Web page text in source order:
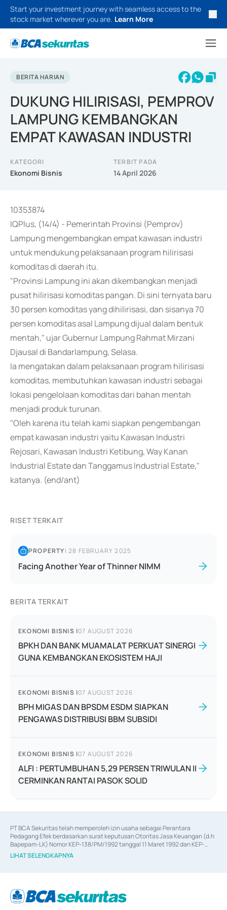
Start your investment journey with seamless access to the
stock market wherever you are. Learn More
BERITA HARIAN
DUKUNG HILIRISASI, PEMPROV
LAMPUNG KEMBANGKAN
EMPAT KAWASAN INDUSTRI
KATEGORI
Ekonomi Bisnis
TERBIT PADA
14 April 2026
10353874
IQPlus, (14/4) - Pemerintah Provinsi (Pemprov)
Lampung mengembangkan empat kawasan industri
untuk mendukung pelaksanaan program hilirisasi
komoditas di daerah itu.
"Provinsi Lampung ini akan dikembangkan menjadi
pusat hilirisasi komoditas pangan. Di sini ternyata baru
30 persen komoditas yang dihilirisasi, dan sisanya 70
persen komoditas asal Lampung dijual dalam bentuk
mentah," ujar Gubernur Lampung Rahmat Mirzani
Djausal di Bandarlampung, Selasa.
Ia mengatakan dalam pelaksanaan program hilirisasi
komoditas, membutuhkan kawasan industri sebagai
lokasi pengelolaan komoditas dari bahan mentah
menjadi produk turunan.
"Oleh karena itu telah kami siapkan pengembangan
empat kawasan industri yaitu Kawasan Industri
Rejosari, Kawasan Industri Ketibung, Way Kanan
Industrial Estate dan Tanggamus Industrial Estate,"
katanya. (end/ant)
RISET TERKAIT
PROPERTY|28 FEBRUARY 2025
Facing Another Year of Thinner NIMM
BERITA TERKAIT
EKONOMI BISNIS |07 AUGUST 2026
BPKH DAN BANK MUAMALAT PERKUAT SINERGI
GUNA KEMBANGKAN EKOSISTEM HAJI
EKONOMI BISNIS |07 AUGUST 2026
BPH MIGAS DAN BPSDM ESDM SIAPKAN
PENGAWAS DISTRIBUSI BBM SUBSIDI
EKONOMI BISNIS |07 AUGUST 2026
ALFI : PERTUMBUHAN 5,29 PERSEN TRIWULAN II
CERMINKAN RANTAI PASOK SOLID
PT BCA Sekuritas telah memperoleh izin usaha sebagai Perantara
Pedagang Efek berdasarkan surat keputusan Otoritas Jasa Keuangan (d.h
Bapepam-LK) Nomor KEP-138/PM/1992 tanggal 11 Maret 1992 dan KEP-
06/D.04/2014 tanggal 28 Februari 2014, izin usaha sebagai Penjamin Emisi
Efek berdasarkan surat keputusan Otoritas Jasa Keuangan Nomor KEP-
berdasarkan surat keputusan Otoritas Jasa Keuangan Nomor S-
67/PM.21/2017 tanggal 3 Februari 2017, dan beberapa izin usaha lainnya
LIHAT SELENGKAPNYA